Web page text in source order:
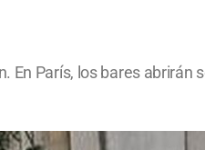
París, los bares abrirán